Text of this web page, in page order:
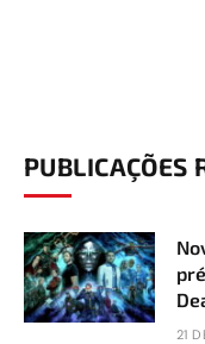
PUBLICAÇÕES
21